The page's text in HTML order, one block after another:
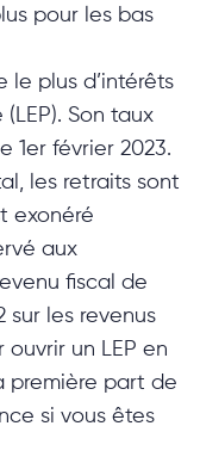
pour les bas
le plus d’intérêts
Son taux
1er février 2023.
les retraits sont
exonéré
aux
fiscal de
sur les revenus
ouvrir un LEP en
première part de
si vous êtes